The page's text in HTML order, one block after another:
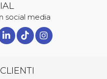
social media